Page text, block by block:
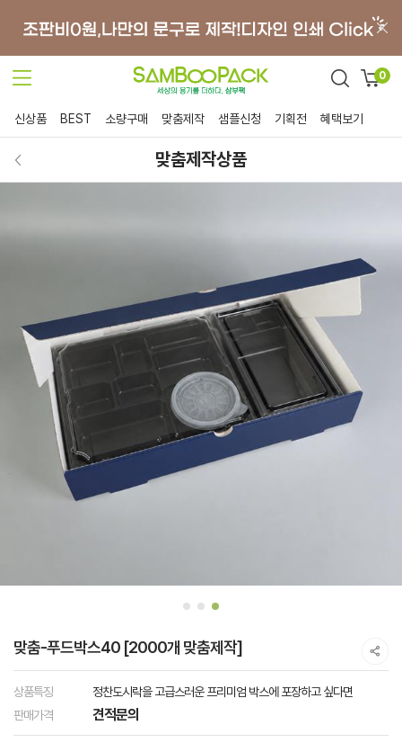
0
신상품 BEST 소량구매 맞춤제작 샘플신청 기획전 혜택보기
맞춤제작상품
맞춤-푸드박스40 [2000개 맞춤제작]
상품특징
정찬도시락을 고급스러운 프리미엄 박스에 포장하고 싶다면
판매가격
견적문의